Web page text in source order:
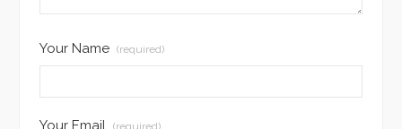
Your Name (required)
Your Email (required)